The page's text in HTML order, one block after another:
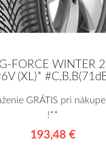
FORCE WINTER
(XL)*
GRÁTIS pri
!**
193,48 €